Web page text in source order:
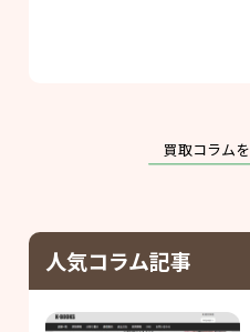
買取コラムを
人気コラム記事